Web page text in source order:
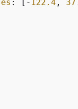
: [- 122.4 ,